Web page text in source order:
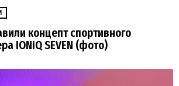
концепт спортивного
IONIQ SEVEN (фото)